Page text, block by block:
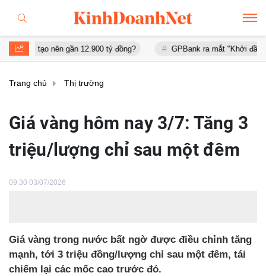
nên gần 12.900 tỷ đồng? GPBank ra mắt "Khởi đầu an cư", đồng
Trang chủ Thị trường
Giá vàng hôm nay 3/7: Tăng 3
triệu/lượng chỉ sau một đêm
09:30 03/07/2026
Giá vàng trong nước bất ngờ được điều chỉnh tăng
mạnh, tới 3 triệu đồng/lượng chỉ sau một đêm, tái
chiếm lại các mốc cao trước đó.